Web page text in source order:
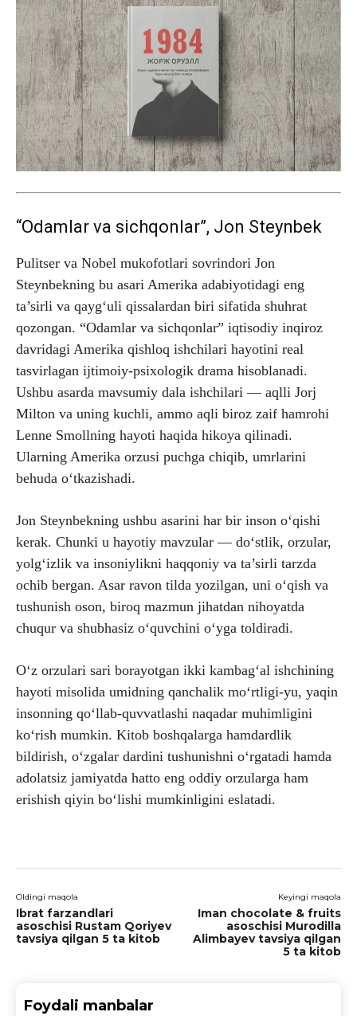
“Odamlar va sichqonlar”, Jon Steynbek
Pulitser va Nobel mukofotlari sovrindori Jon
Steynbekning bu asari Amerika adabiyotidagi eng
ta’sirli va qayg‘uli qissalardan biri sifatida shuhrat
qozongan. “Odamlar va sichqonlar” iqtisodiy inqiroz
davridagi Amerika qishloq ishchilari hayotini real
tasvirlagan ijtimoiy-psixologik drama hisoblanadi.
Ushbu asarda mavsumiy dala ishchilari — aqlli Jorj
Milton va uning kuchli, ammo aqli biroz zaif hamrohi
Lenne Smollning hayoti haqida hikoya qilinadi.
Ularning Amerika orzusi puchga chiqib, umrlarini
behuda o‘tkazishadi.
Jon Steynbekning ushbu asarini har bir inson o‘qishi
kerak. Chunki u hayotiy mavzular — do‘stlik, orzular,
yolg‘izlik va insoniylikni haqqoniy va ta’sirli tarzda
ochib bergan. Asar ravon tilda yozilgan, uni o‘qish va
tushunish oson, biroq mazmun jihatdan nihoyatda
chuqur va shubhasiz o‘quvchini o‘yga toldiradi.
O‘z orzulari sari borayotgan ikki kambag‘al ishchining
hayoti misolida umidning qanchalik mo‘rtligi-yu, yaqin
insonning qo‘llab-quvvatlashi naqadar muhimligini
ko‘rish mumkin. Kitob boshqalarga hamdardlik
bildirish, o‘zgalar dardini tushunishni o‘rgatadi hamda
adolatsiz jamiyatda hatto eng oddiy orzularga ham
erishish qiyin bo‘lishi mumkinligini eslatadi.
Oldingi maqola
Ibrat farzandlari
asoschisi Rustam Qoriyev
tavsiya qilgan 5 ta kitob
Keyingi maqola
Iman chocolate & fruits
asoschisi Murodilla
Alimbayev tavsiya qilgan
5 ta kitob
Foydali manbalar